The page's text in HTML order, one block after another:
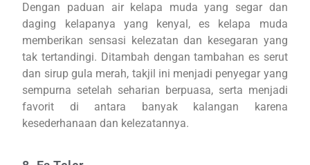
Dengan paduan air kelapa muda yang segar dan
daging kelapanya yang kenyal, es kelapa muda
memberikan sensasi kelezatan dan kesegaran yang
tak tertandingi. Ditambah dengan tambahan es serut
dan sirup gula merah, takjil ini menjadi penyegar yang
sempurna setelah seharian berpuasa, serta menjadi
favorit di antara banyak kalangan karena
kesederhanaan dan kelezatannya.